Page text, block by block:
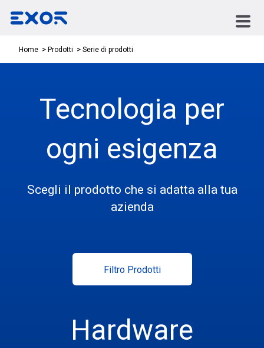
Home Prodotti Serie di prodotti
Tecnologia per
ogni esigenza
Scegli il prodotto che si adatta alla tua
azienda
Filtro Prodotti
Hardware